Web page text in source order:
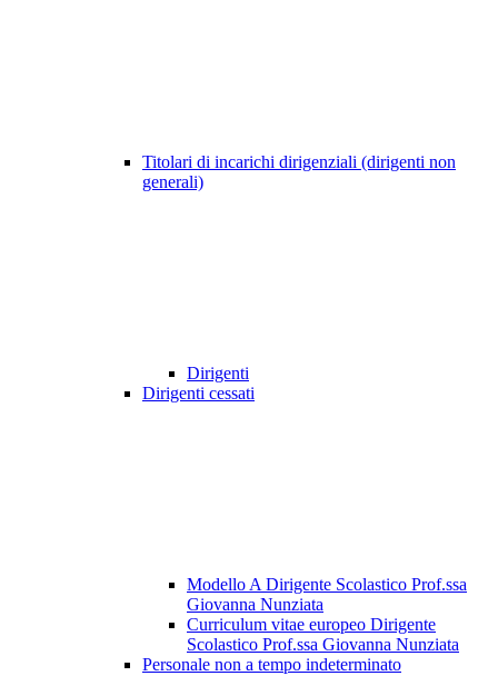
Titolari di incarichi dirigenziali (dirigenti non
generali)
Dirigenti
Dirigenti cessati
Modello A Dirigente Scolastico Prof.ssa
Giovanna Nunziata
Curriculum vitae europeo Dirigente
Scolastico Prof.ssa Giovanna Nunziata
Personale non a tempo indeterminato